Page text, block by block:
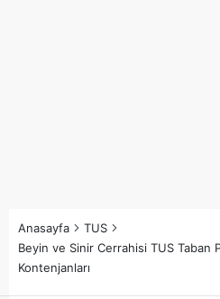
Anasayfa
TUS
Beyin ve Sinir Cerrahisi TUS Taban
Kontenjanları